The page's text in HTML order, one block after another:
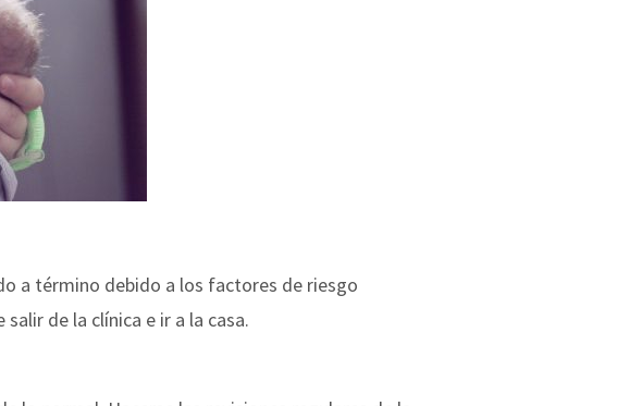
a término debido a los factores de riesgo
salir de la clínica e ir a la casa.